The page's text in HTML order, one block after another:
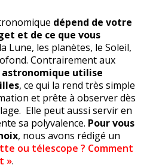
dépend de votre
et de ce que vous
Lune, les planètes, le Soleil,
Contrairement aux
utilise
, ce qui la rend très simple
et prête à observer dès
Elle peut aussi servir en
sa polyvalence. Pour vous
, nous avons rédigé un
ou télescope ? Comment
».